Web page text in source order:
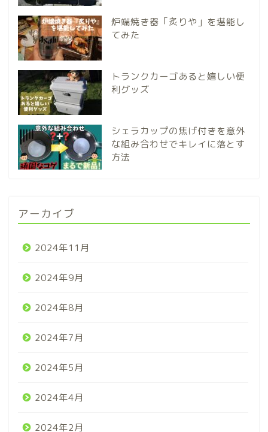
炉端焼き器「炙りや」を堪能し
てみた
トランクカーゴあると嬉しい便
利グッズ
シェラカップの焦げ付きを意外
な組み合わせでキレイに落とす
方法
アーカイブ
2024年11月
2024年9月
2024年8月
2024年7月
2024年5月
2024年4月
2024年2月